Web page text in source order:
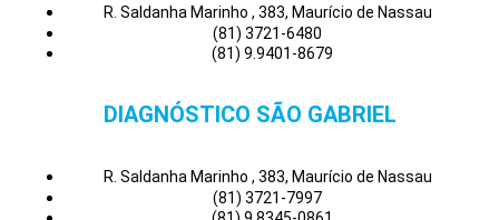
R. Saldanha Marinho , 383, Maurício de Nassau
(81) 3721-6480
(81) 9.9401-8679
DIAGNÓSTICO SÃO GABRIEL
R. Saldanha Marinho , 383, Maurício de Nassau
(81) 3721-7997